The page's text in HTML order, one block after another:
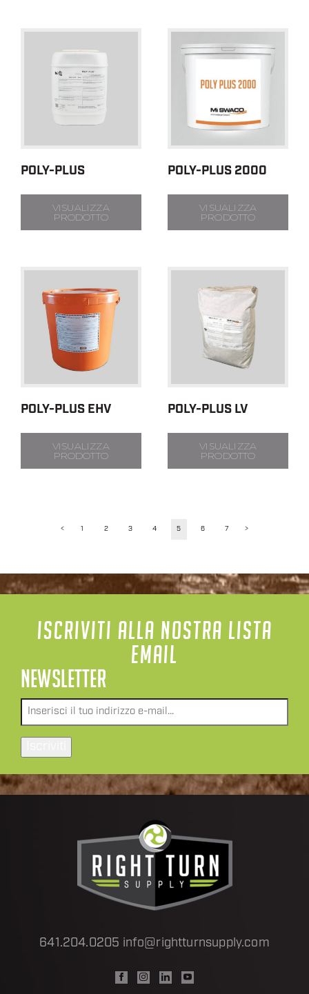
POLY-PLUS
VISUALIZZA
PRODOTTO
POLY-PLUS 2000
VISUALIZZA
PRODOTTO
POLY-PLUS EHV
VISUALIZZA
PRODOTTO
POLY-PLUS LV
VISUALIZZA
PRODOTTO
< 1 2 3 4 5 6 7 >
ISCRIVITI ALLA NOSTRA LISTA
EMAIL
NEWSLETTER
Email*
641.204.0205 info@rightturnsupply.com